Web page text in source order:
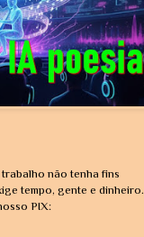
não tenha fins
tempo, gente e dinheiro.
PIX: